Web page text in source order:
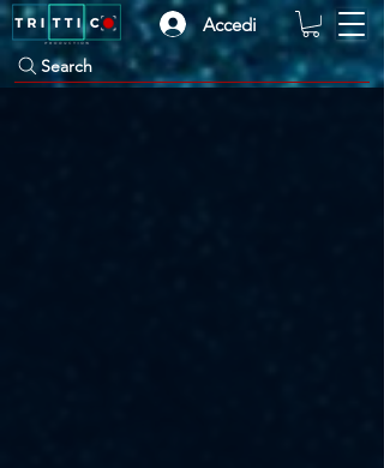
Accedi
Search